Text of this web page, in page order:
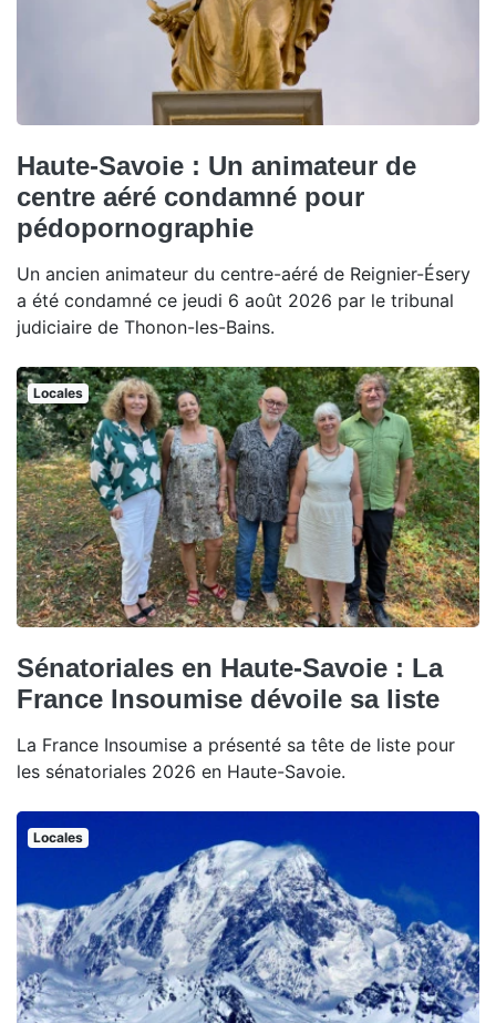
Haute-Savoie : Un animateur de
centre aéré condamné pour
pédopornographie
Un ancien animateur du centre-aéré de Reignier-Ésery
a été condamné ce jeudi 6 août 2026 par le tribunal
judiciaire de Thonon-les-Bains.
Locales
Sénatoriales en Haute-Savoie : La
France Insoumise dévoile sa liste
La France Insoumise a présenté sa tête de liste pour
les sénatoriales 2026 en Haute-Savoie.
Locales